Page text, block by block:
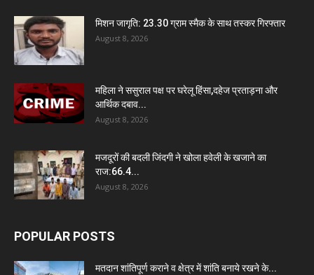
मिशन जागृति: 23.30 ग्राम स्मैक के साथ तस्कर गिरफ्तार
August 8, 2026
महिला ने ससुराल पक्ष पर घरेलू हिंसा,दहेज प्रताड़ना और
आर्थिक दबाव...
August 8, 2026
मजदूरों की बदली जिंदगी ने खोला हवेली के खजाने का
राज:66.4...
August 8, 2026
POPULAR POSTS
मतदान शांतिपूर्ण कराने व क्षेत्र में शांति बनाये रखने के...